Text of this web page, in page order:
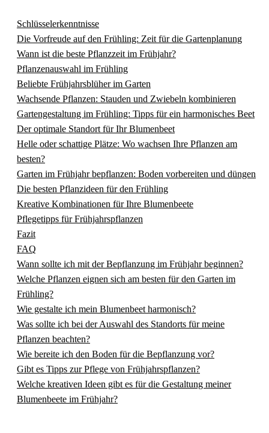
Schlüsselerkenntnisse
Die Vorfreude auf den Frühling: Zeit für die Gartenplanung
Wann ist die beste Pflanzzeit im Frühjahr?
Pflanzenauswahl im Frühling
Beliebte Frühjahrsblüher im Garten
Wachsende Pflanzen: Stauden und Zwiebeln kombinieren
Gartengestaltung im Frühling: Tipps für ein harmonisches Beet
Der optimale Standort für Ihr Blumenbeet
Helle oder schattige Plätze: Wo wachsen Ihre Pflanzen am
besten?
Garten im Frühjahr bepflanzen: Boden vorbereiten und düngen
Die besten Pflanzideen für den Frühling
Kreative Kombinationen für Ihre Blumenbeete
Pflegetipps für Frühjahrspflanzen
Fazit
FAQ
Wann sollte ich mit der Bepflanzung im Frühjahr beginnen?
Welche Pflanzen eignen sich am besten für den Garten im
Frühling?
Wie gestalte ich mein Blumenbeet harmonisch?
Was sollte ich bei der Auswahl des Standorts für meine
Pflanzen beachten?
Wie bereite ich den Boden für die Bepflanzung vor?
Gibt es Tipps zur Pflege von Frühjahrspflanzen?
Welche kreativen Ideen gibt es für die Gestaltung meiner
Blumenbeete im Frühjahr?